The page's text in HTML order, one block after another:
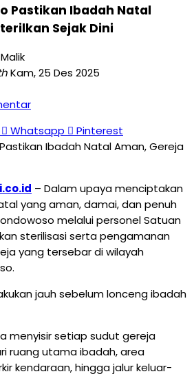
Pastikan Ibadah Natal
Sejak Dini
Kam, 25 Des 2025
Whatsapp Pinterest
– Dalam upaya menciptakan
yang aman, damai, dan penuh
melalui personel Satuan
sterilisasi serta pengamanan
yang tersebar di wilayah
jauh sebelum lonceng ibadah
menyisir setiap sudut gereja
ruang utama ibadah, area
kendaraan, hingga jalur keluar-